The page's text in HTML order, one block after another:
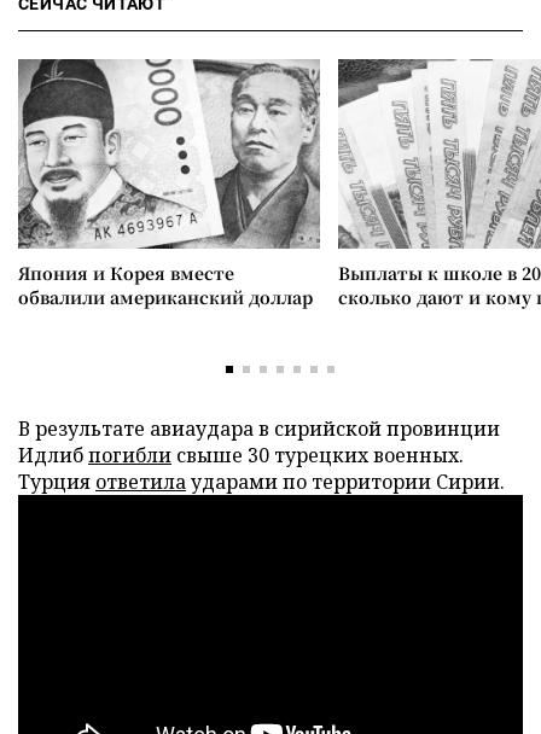
Япония и Корея вместе
обвалили американский доллар
Выплаты к школе в
сколько дают и
В результате авиаудара в сирийской провинции
Идлибпогибли свыше 30 турецких военных.
Турция ответилаударами по территории Сирии.